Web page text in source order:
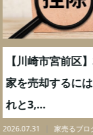
崎市宮前区】相
売却するには？
3,...
家売るブログ